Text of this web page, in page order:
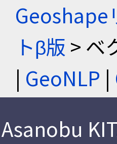
Geoshape
トβ版 > ベ
| GeoNLP |
Asanobu